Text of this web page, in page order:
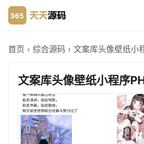
首页 › 综合源码 › 文案库头像壁纸小
文案库头像壁纸小程序